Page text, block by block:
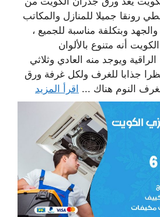
رونقا جميلا للمنازل والمكاتب
وبتكلفة مناسبة للجميع ،
أنه متنوع بالألوان
ويوجد منه العادي وثلاثي
جذابا للغرف ولكل غرفة ورق
النوم هناك ... اقرأ المزيد